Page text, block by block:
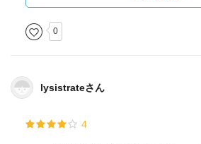
0
lysistrateさん
4